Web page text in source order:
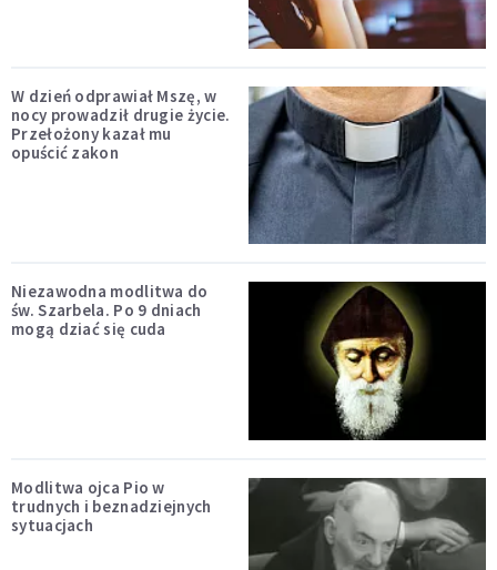
W dzień odprawiał Mszę, w
nocy prowadził drugie życie.
Przełożony kazał mu
opuścić zakon
Niezawodna modlitwa do
św. Szarbela. Po 9 dniach
mogą dziać się cuda
Modlitwa ojca Pio w
trudnych i beznadziejnych
sytuacjach